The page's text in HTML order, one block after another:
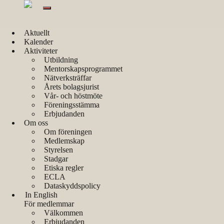
Aktuellt
Kalender
Aktiviteter
Utbildning
Mentorskapsprogrammet
Nätverksträffar
Årets bolagsjurist
Vår- och höstmöte
Föreningsstämma
Erbjudanden
Om oss
Om föreningen
Medlemskap
Styrelsen
Stadgar
Etiska regler
ECLA
Dataskyddspolicy
In English
För medlemmar
Välkommen
Erbjudanden
Kalender
Miljöpåståenden